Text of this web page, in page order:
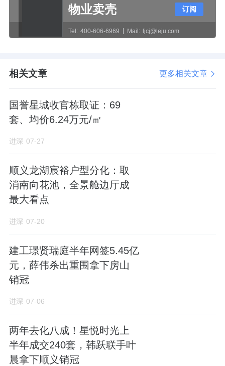
书柜，方便父母进行辅导；
180平米以上户型配备学习舱，不低于11平
习。
视疲劳，在硬件方面引入启迪时光灯光顾问，
首次将健康照明覆盖全屋。
四开间。
主卧南北通透，卫生间双台盆、浴缸。
中西双厨，餐厅有窗户是个亮点。
公区方面，在会所里配备了一对多小教室向业
物业卖壳
Tel: 400-606-6969 Mail: ljcj@leju.com
订阅
相关文章 更多相关文章
国誉星城收官栋取证：69
套、均价6.24万元/㎡
进深 07-27
顺义龙湖宸裕户型分化：取
消南向花池，全景舱边厅成
最大看点
进深 07-20
建工璟贤瑞庭半年网签5.45亿
元，薛伟杀出重围拿下房山
销冠
进深 07-06
两年去化八成！星悦时光上
半年成交240套，韩跃联手叶
晨拿下顺义销冠